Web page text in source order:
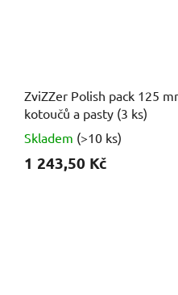
ZviZZer Polish pack 125
kotoučů a pasty (3 ks)
Skladem (>10 ks)
1 243,50 Kč